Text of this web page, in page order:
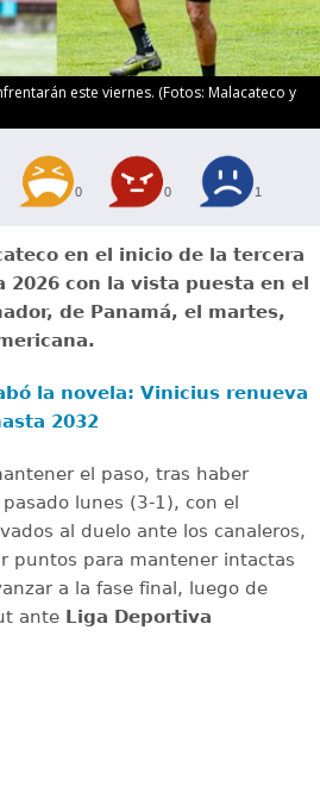
este viernes. (Fotos: Malacateco y
0 0 1
en el inicio de la tercera
2026 con la vista puesta en el
de Panamá, el martes,
la novela: Vinicius renueva
2032
el paso, tras haber
pasado lunes (3-1), con el
al duelo ante los canaleros,
puntos para mantener intactas
a la fase final, luego de
ante Liga Deportiva